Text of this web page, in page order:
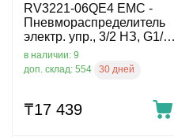
RV3221-06QE4 EMC -
Пневмораспределитель
электр. упр., 3/2 НЗ, G1/8,
24 VDC
в наличии: 9
доп. склад: 554
30 дней
₸17 439